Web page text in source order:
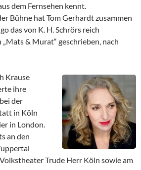
dem Fernsehen kennt.
Bühne hat Tom Gerhardt zusammen
das von K. H. Schrörs reich
& Murat“ geschrieben, nach
Krause
ihre
der
in Köln
in London.
an den
Trude Herr Köln sowie am